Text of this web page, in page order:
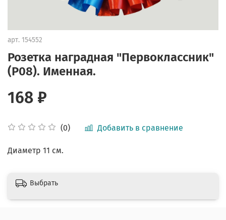
арт. 154552
Розетка наградная "Первоклассник"
(P08). Именная.
(0) Добавить в сравнение
168 ₽
Диаметр 11 см.
Выбрать